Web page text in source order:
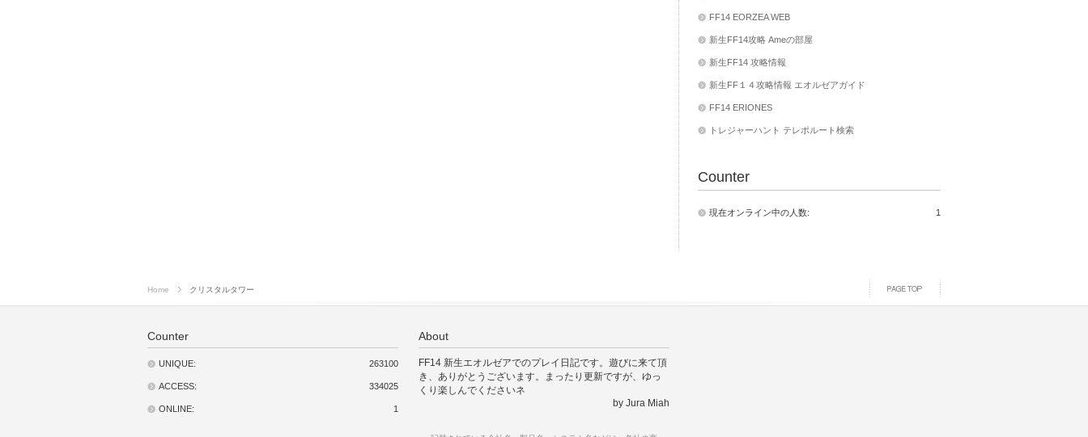
FF14 EORZEA WEB
新生FF14攻略 Ameの部屋
新生FF14 攻略情報
新生FF１４攻略情報 エオルゼアガイド
FF14 ERIONES
トレジャーハント テレポルート検索
Counter
1
現在オンライン中の人数:
Home クリスタルタワー
Counter
263100
UNIQUE:
334025
ACCESS:
1
ONLINE:
About
FF14 新生エオルゼアでのプレイ日記です。遊びに来て頂
き、ありがとうございます。まったり更新ですが、ゆっ
くり楽しんでくださいネ
by Jura Miah